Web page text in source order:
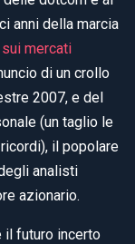
anni della marcia
mercati
di un crollo
2007, e del
(un taglio le
il popolare
analisti
azionario.
futuro incerto